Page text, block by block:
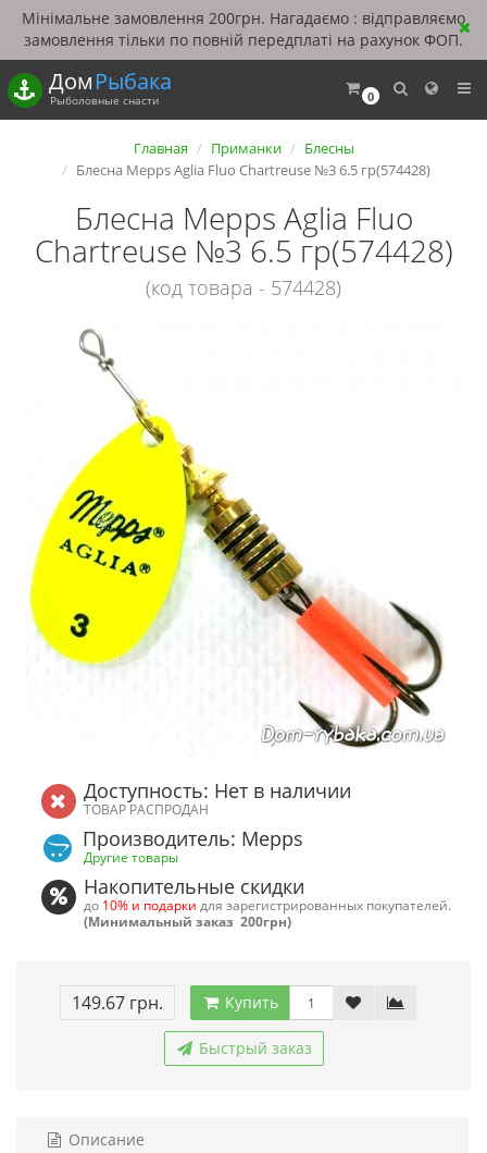
Мінімальне замовлення 200грн. Нагадаємо : відправляємо
замовлення тільки по повній передплаті на рахунок ФОП.
0
ДомРыбака
Рыболовные снасти
Главная Приманки
Блесны
Блесна Mepps Aglia Fluo Chartreuse №3 6.5 гр(574428)
Блесна Mepps Aglia Fluo
Chartreuse №3 6.5 гр(574428)
(код товара - 574428)
Доступность: Нет в наличии
ТОВАР РАСПРОДАН
Производитель: Mepps
Другие товары
Накопительные скидки
до 10% и подарки для зарегистрированных покупателей.
(Минимальный заказ 200грн)
149.67 грн. Купить
Быстрый заказ
Описание